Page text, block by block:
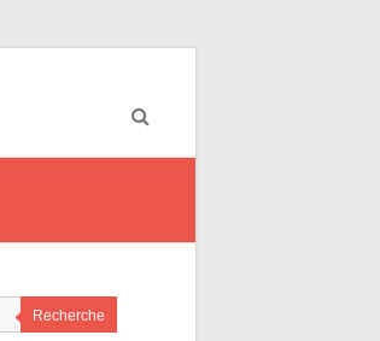
Recherche